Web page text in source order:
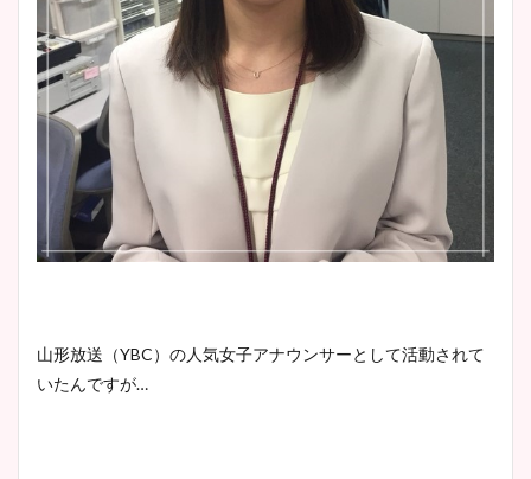
山形放送（YBC）の人気女子アナウンサーとして活動されて
いたんですが…